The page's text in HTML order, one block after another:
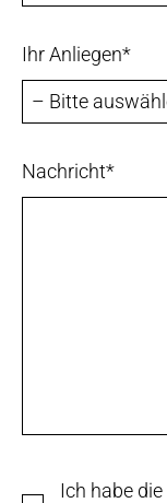
Ihr Anliegen*
Nachricht*
Ich habe die